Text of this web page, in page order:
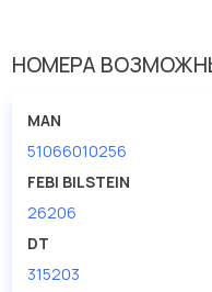
У данной детали есть
представлены в большом
Мы продаем
дисковые с гарантией от
Производитель
НОМЕРА
MAN
51066010256
FEBI BILSTEIN
26206
DT
315203